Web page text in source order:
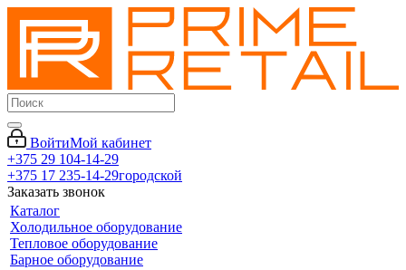
ВойтиМой кабинет
+375 29 104-14-29
+375 17 235-14-29городской
Заказать звонок
Каталог
Холодильное оборудование
Тепловое оборудование
Барное оборудование